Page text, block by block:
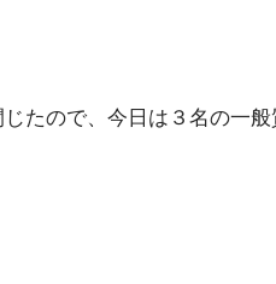
たので、今日は３名の一般